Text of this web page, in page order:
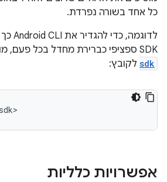
כל אחד בשורה נפרדת.
SDK ספציפי כברירת מחדל בכל פעם, מוסיפים את הדגל
sdk לקובץ:
אפשרויות כלליות